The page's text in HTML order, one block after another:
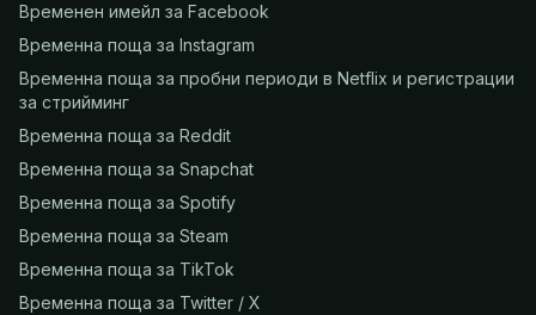
Временен имейл за Facebook
Временна поща за Instagram
Временна поща за пробни периоди в Netflix и регистрации
за стрийминг
Временна поща за Reddit
Временна поща за Snapchat
Временна поща за Spotify
Временна поща за Steam
Временна поща за TikTok
Временна поща за Twitter / X